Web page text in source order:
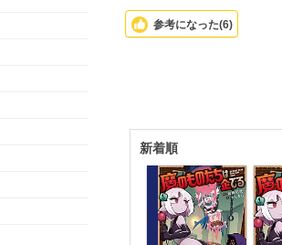
参考になった(6)
新着順